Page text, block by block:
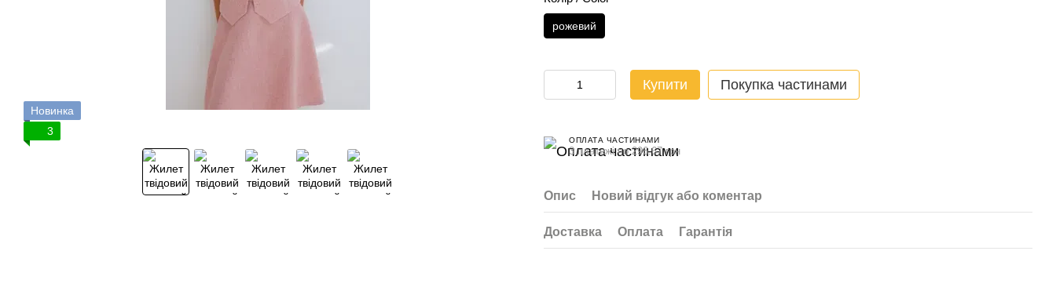
Новинка
3
рожевий
Купити Покупка частинами
ОПЛАТА ЧАСТИНАМИ
3 платежі по 296.67 грн
Опис Новий відгук або коментар
Доставка Оплата Гарантія